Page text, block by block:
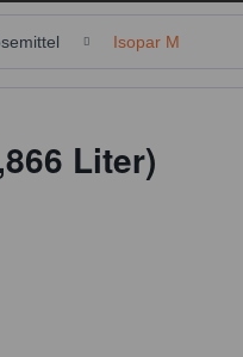
Isopar M
Liter)